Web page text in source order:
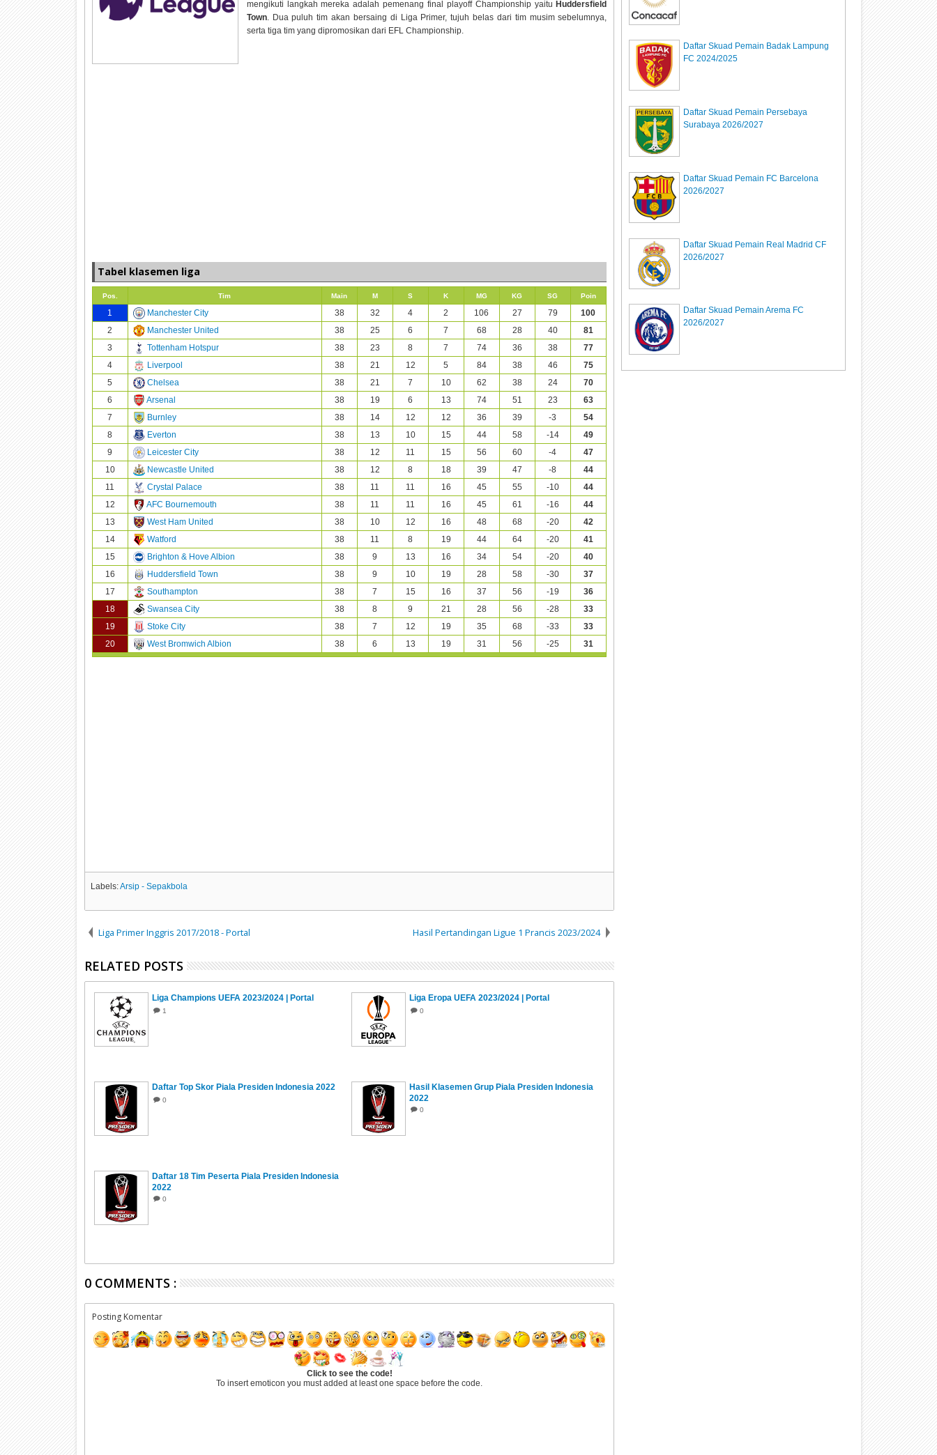
mengikuti langkah mereka adalah pemenang final playoff Championship yaituHuddersfield
Town. Dua puluh tim akan bersaing di Liga Primer, tujuh belas dari tim musim sebelumnya,
serta tiga tim yang dipromosikan dari EFL Championship.
Tabel klasemen liga
Pos. Tim Main M S K MG KG SG Poin
1 Manchester City 38 32 4 2 106 27 79
100
2
Manchester United 38 25 6 7 68 28 40
81
3
Tottenham Hotspur 38 23 8 7 74 36 38
77
4
Liverpool 38 21 12 5 84 38 46
75
5
Chelsea 38 21 7 10 62 38 24
70
6
Arsenal 38 19 6 13 74 51 23
63
7
Burnley 38 14 12 12 36 39 -3
54
8
Everton 38 13 10 15 44 58 -14
49
9
Leicester City 38 12 11 15 56 60 -4
47
10
Newcastle United 38 12 8 18 39 47 -8
44
11
Crystal Palace 38 11 11 16 45 55 -10
44
12
AFC Bournemouth 38 11 11 16 45 61 -16
44
13
West Ham United 38 10 12 16 48 68 -20
42
14
Watford 38 11 8 19 44 64 -20
41
15
Brighton & Hove Albion 38 9 13 16 34 54 -20
40
16
Huddersfield Town 38 9 10 19 28 58 -30
37
17
Southampton 38 7 15 16 37 56 -19
36
18
Swansea City 38 8 9 21 28 56 -28
33
19
Stoke City 38 7 12 19 35 68 -33
33
20
West Bromwich Albion 38 6 13 19 31 56 -25 31
Labels:Arsip - Sepakbola
Liga Primer Inggris 2017/2018 - Portal Hasil Pertandingan Ligue 1 Prancis 2023/2024
RELATED POSTS
Liga Champions UEFA 2023/2024 | Portal
1
Liga Eropa UEFA 2023/2024 | Portal
0
Daftar Top Skor Piala Presiden Indonesia 2022
0
Hasil Klasemen Grup Piala Presiden Indonesia
2022
0
Daftar 18 Tim Peserta Piala Presiden Indonesia
2022
0
0 COMMENTS :
Posting Komentar
Click to see the code!
To insert emoticon you must added at least one space before the code.
Daftar Skuad Pemain Badak Lampung
FC 2024/2025
Daftar Skuad Pemain Persebaya
Surabaya 2026/2027
Daftar Skuad Pemain FC Barcelona
2026/2027
Daftar Skuad Pemain Real Madrid CF
2026/2027
Daftar Skuad Pemain Arema FC
2026/2027